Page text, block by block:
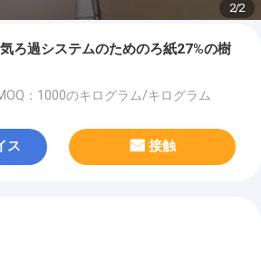
2/2
ろ過システムのためのろ紙27%の樹
：1000のキログラム/キログラム
ス 接触